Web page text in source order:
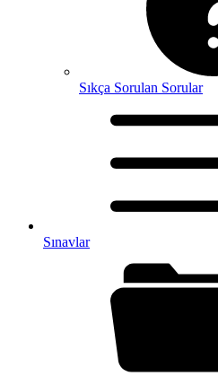
Sıkça Sorulan Sorular
Sınavlar